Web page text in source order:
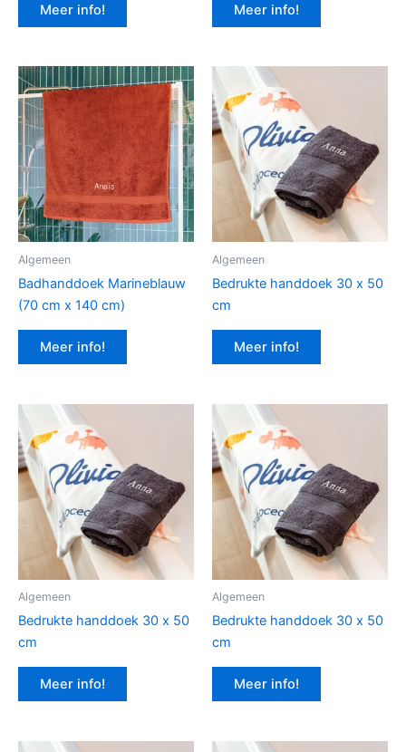
Meer info! Meer info!
Algemeen
Badhanddoek Marineblauw
(70 cm x 140 cm)
Meer info!
Algemeen
Bedrukte handdoek 30 x 50
cm
Meer info!
Algemeen
Bedrukte handdoek 30 x 50
cm
Meer info!
Algemeen
Bedrukte handdoek 30 x 50
cm
Meer info!